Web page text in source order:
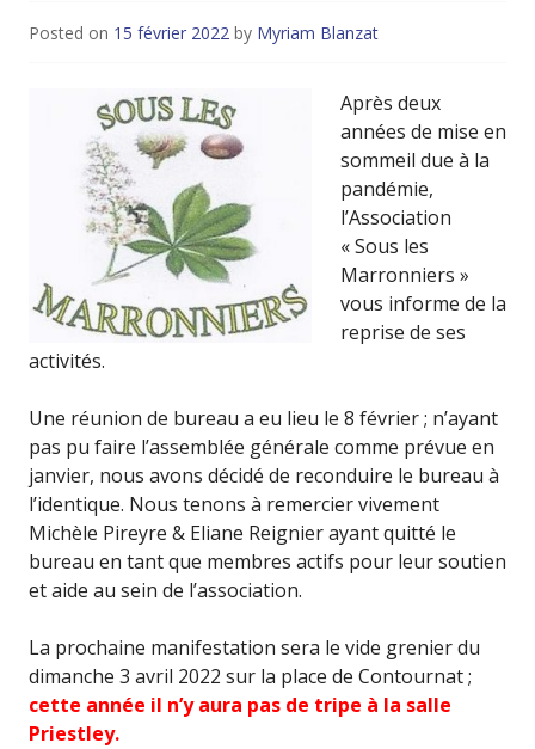
Posted on 15 février 2022 by Myriam Blanzat
Après deux
années de mise en
sommeil due à la
pandémie,
l’Association
« Sous les
Marronniers »
vous informe de la
reprise de ses
activités.
Une réunion de bureau a eu lieu le 8 février ; n’ayant
pas pu faire l’assemblée générale comme prévue en
janvier, nous avons décidé de reconduire le bureau à
l’identique. Nous tenons à remercier vivement
Michèle Pireyre & Eliane Reignier ayant quitté le
bureau en tant que membres actifs pour leur soutien
et aide au sein de l’association.
La prochaine manifestation sera le vide grenier du
dimanche 3 avril 2022 sur la place de Contournat ;
cette année il n’y aura pas de tripe à la salle
Priestley.